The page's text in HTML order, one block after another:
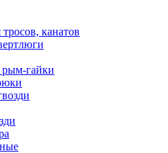
канатов
гайки